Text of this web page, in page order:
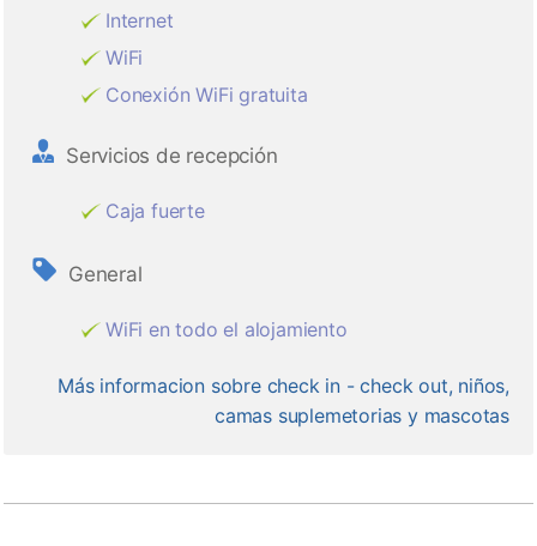
Internet
WiFi
Conexión WiFi gratuita
Servicios de recepción
Caja fuerte
General
WiFi en todo el alojamiento
Más informacion sobre check in - check out, niños,
camas suplemetorias y mascotas